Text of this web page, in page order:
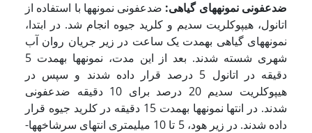
ضدعفونی نمونه­های گیاهی: ضدعفونی نمونه­ها با استفاده از
اتانول، هیپوکلریت سدیم و کلرید جیوه انجام شد. در ابتدا،
نمونه­های گیاهی به­مدت یک ساعت در زیر جریان روان آب
شهری شسته شدند. بعد از این مدت، نمونه­ها به­مدت 5
دقیقه در اتانول 5 درصد قرار داده شدند و سپس در
هیپوکلریت سدیم 20 درصد برای 10 دقیقه ضدعفونی
شدند. در انتها نمونه­ها به­مدت 15 دقیقه در کلرید جیوه قرار
داده شدند. در زیر هود، 5 تا 10 میلی­متری انتهای سرشاخه­ها­